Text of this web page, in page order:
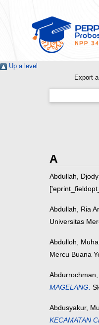
Up a level
Export
A
Abdullah,
Abdullah, Ria
Universitas
Abdulloh,
Mercu Buana
MAGELANG.
Abdusyakur,
KECAMATAN